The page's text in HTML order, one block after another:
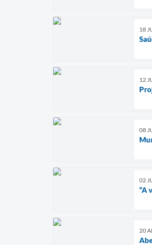
18
12
08
02
“A
20